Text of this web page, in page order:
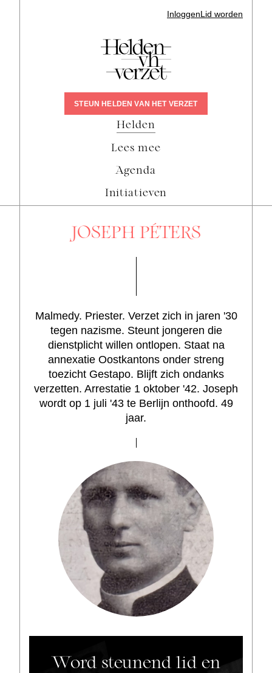
STEUN HELDEN VAN HET VERZET
Inloggen Lid worden
Helden
Lees mee
Agenda
Initiatieven
JOSEPH PÉTERS
Malmedy. Priester. Verzet zich in jaren '30
tegen nazisme. Steunt jongeren die
dienstplicht willen ontlopen. Staat na
annexatie Oostkantons onder streng
toezicht Gestapo. Blijft zich ondanks
verzetten. Arrestatie 1 oktober '42. Joseph
wordt op 1 juli '43 te Berlijn onthoofd. 49
jaar.
Word steunend lid en